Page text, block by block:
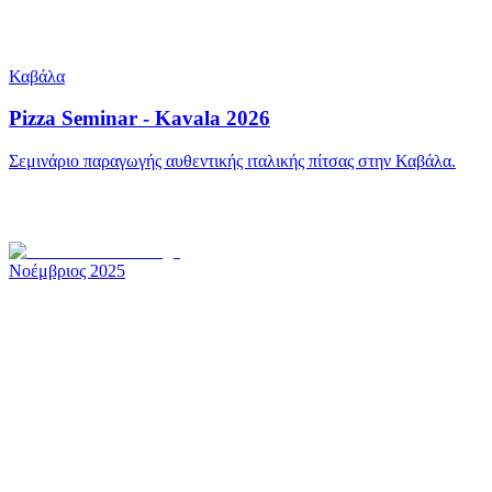
Καβάλα
Pizza Seminar - Kavala 2026
Σεμινάριο παραγωγής αυθεντικής ιταλικής πίτσας στην Καβάλα.
Νοέμβριος 2025